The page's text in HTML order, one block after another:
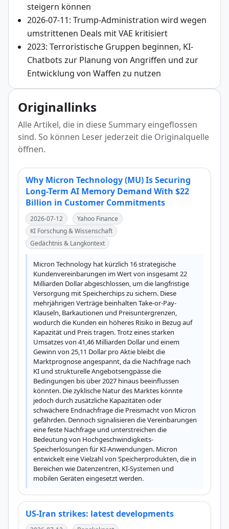
steigern können
2026-07-11: Trump-Administration wird wegen
umstrittenen Deals mit VAE kritisiert
2023: Terroristische Gruppen beginnen, KI-
Chatbots zur Planung von Angriffen und zur
Entwicklung von Waffen zu nutzen
Originallinks
Alle Artikel, die in diese Summary eingeflossen
sind. So können Leser jederzeit die Originalquelle
öffnen.
Why Micron Technology (MU) Is Securing
Long-Term AI Memory Demand With $22
Billion in Customer Commitments
2026-07-12
Yahoo Finance
KI Forschung & Wissenschaft
Gedächtnis & Langkontext
Micron Technology hat kürzlich 16 strategische
Kundenvereinbarungen im Wert von insgesamt 22
Milliarden Dollar abgeschlossen, um die langfristige
Versorgung mit Speicherchips zu sichern. Diese
mehrjährigen Verträge beinhalten Take-or-Pay-
Klauseln, Barkautionen und Preisuntergrenzen,
wodurch die Kunden ein höheres Risiko in Bezug auf
Kapazität und Preis tragen. Trotz eines starken
Umsatzes von 41,46 Milliarden Dollar und einem
Gewinn von 25,11 Dollar pro Aktie bleibt die
Marktprognose angespannt, da die Nachfrage nach
KI und strukturelle Angebotsengpässe die
Bedingungen bis über 2027 hinaus beeinflussen
könnten. Die zyklische Natur des Marktes könnte
jedoch durch zusätzliche Kapazitäten oder
schwächere Endnachfrage die Preismacht von Micron
gefährden. Dennoch signalisieren die Vereinbarungen
eine feste Nachfrage und unterstreichen die
Bedeutung von Hochgeschwindigkeits-
Speicherlösungen für KI-Anwendungen. Micron
entwickelt eine Vielzahl von Speicherprodukten, die in
Bereichen wie Datenzentren, KI-Systemen und
mobilen Geräten eingesetzt werden.
US-Iran strikes: latest developments